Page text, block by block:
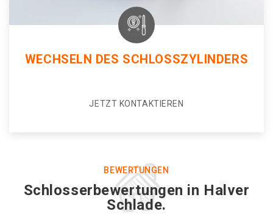
WECHSELN DES SCHLOSSZYLINDERS
JETZT KONTAKTIEREN
BEWERTUNGEN
Schlosserbewertungen in Halver
Schlade.